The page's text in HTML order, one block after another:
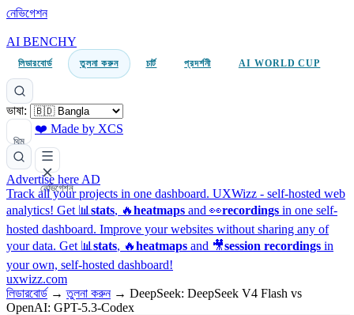
নেভিগেশন
AI BENCHY
লিডারবোর্ড তুলনা করুন চার্ট প্রদর্শনী AI WORLD CUP
ভাষা:
থিম
❤️ Made by XCS
নেভিগেশন
Advertise here AD
Track all your projects in one dashboard. UXWizz - self-hosted web
analytics! Get 📊 stats, 🔥heatmaps and 👀recordings in one self-
hosted dashboard. Improve your websites without sharing any of
your data. Get 📊 stats, 🔥heatmaps and 🎥session recordings in
your own, self-hosted dashboard!
uxwizz.com
লিডারবোর্ড → তুলনা করুন → DeepSeek: DeepSeek V4 Flash vs
OpenAI: GPT-5.3-Codex